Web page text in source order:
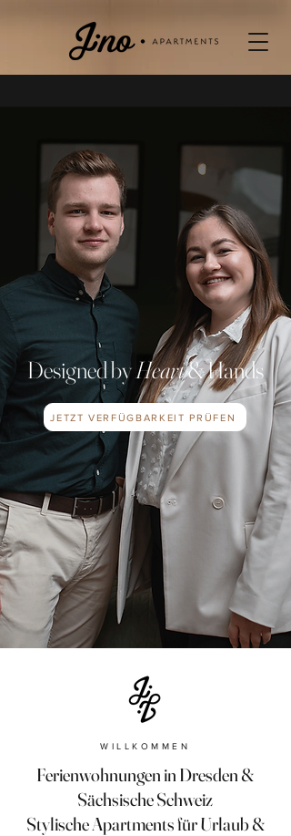
Designed byHeart& Hands
JETZT VERFÜGBARKEIT PRÜFEN
WILLKOMMEN
Ferienwohnungen in Dresden &
Sächsische Schweiz
Stylische Apartments für Urlaub &